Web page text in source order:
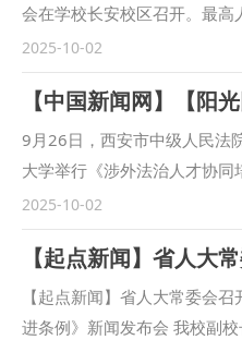
会在学校长安校区召开。最
远，陕西省人民检察院十一检
察院教育培训处负责人陈文
察长王蕾等出席会议。我校
长马朝琦主持会议。 范九利
法治工作的重要方面，近年
流，不断拓展合作领域、合作
体系构建、检察课题研究、
等方面开展了卓有成效的合
指导下，我校成立的“涉外刑
心”各项工作稳步推进，已在
2025-10-02
9月26日，西安市中级人民法
大学举行《涉外法治人才协同
外法治人才协同培养基地”揭
长赵雷，西北政法大学党委
辞，共同为“涉外法治人才协
委员会专职委员张曼慧与西
外法治人才协同培养基地共建
2025-10-02
【起点新闻】省人大常委会
进条例》新闻发布会 我校副